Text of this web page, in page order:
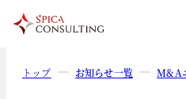
トップ お知らせ一覧 M&A